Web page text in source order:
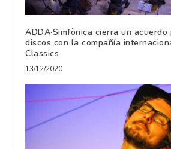
ADDA·Simfònica cierra un
discos con la compañía
Classics
13/12/2020